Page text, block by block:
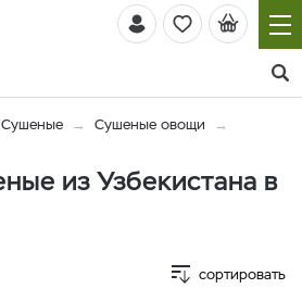
Сушеные
Сушеные овощи
из Узбекистана в
сортировать